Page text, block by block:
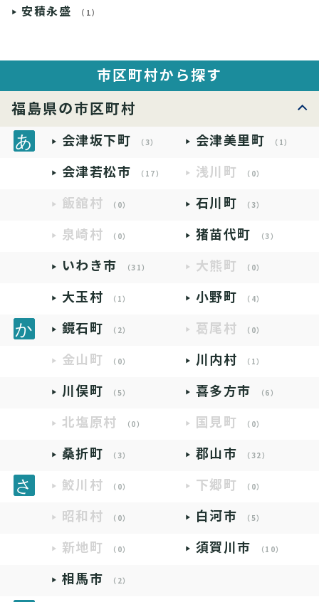
安積永盛 （1）
市区町村から探す
福島県の市区町村
会津坂下町 （3） 会津美里町 （1）
会津若松市 （17） 浅川町 （0）
飯舘村 （0） 石川町 （3）
泉崎村 （0） 猪苗代町 （3）
いわき市 （31） 大熊町 （0）
大玉村 （1） 小野町 （4）
鏡石町 （2） 葛尾村 （0）
金山町 （0） 川内村 （1）
川俣町 （5） 喜多方市 （6）
北塩原村 （0） 国見町 （0）
桑折町 （3） 郡山市 （32）
鮫川村 （0） 下郷町 （0）
昭和村 （0） 白河市 （5）
新地町 （0） 須賀川市 （10）
相馬市 （2）